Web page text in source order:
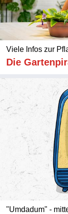
Viele Infos zur
Die
"Umdadum" -